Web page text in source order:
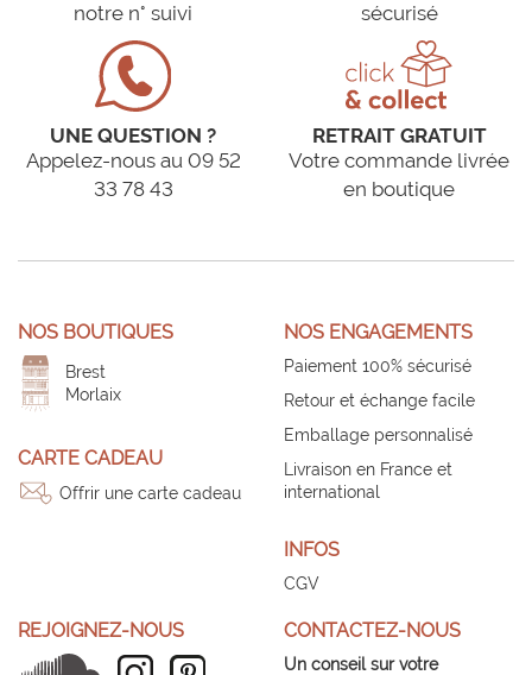
notre n° suivi
sécurisé
UNE QUESTION ?
Appelez-nous au 09 52
33 78 43
RETRAIT GRATUIT
Votre commande livrée
en boutique
NOS BOUTIQUES
Brest
Morlaix
CARTE CADEAU
Offrir une carte cadeau
NOS ENGAGEMENTS
Paiement 100% sécurisé
Retour et échange facile
Emballage personnalisé
Livraison en France et
international
INFOS
CGV
REJOIGNEZ-NOUS CONTACTEZ-NOUS
Un conseil sur votre